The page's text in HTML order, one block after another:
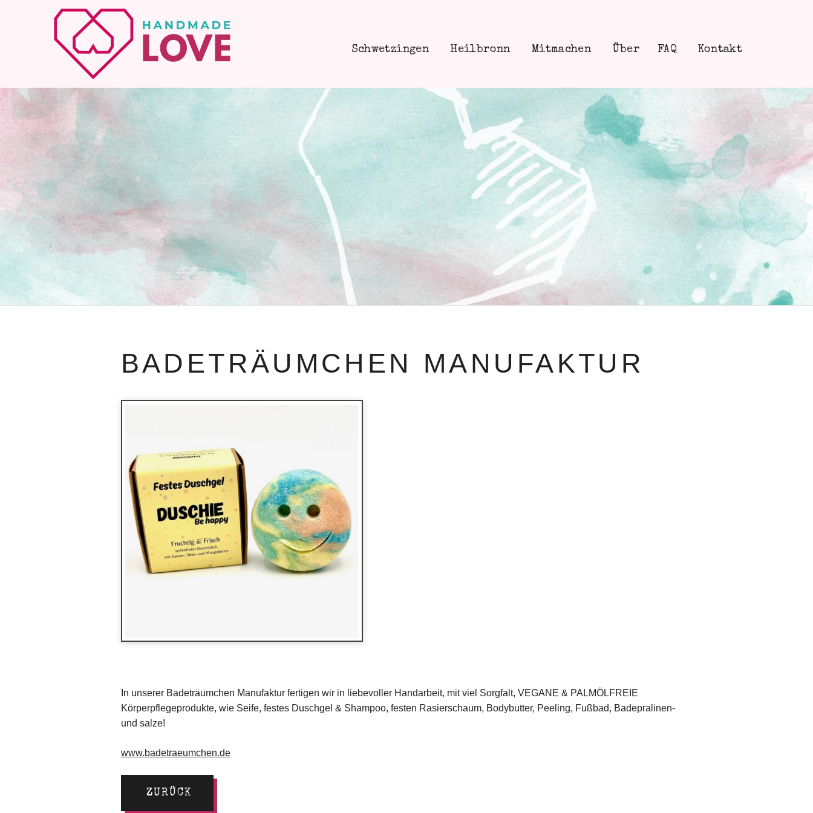
Schwetzingen Heilbronn Mitmachen Über FAQ Kontakt
BADETRÄUMCHEN MANUFAKTUR
In unserer Badeträumchen Manufaktur fertigen wir in liebevoller Handarbeit, mit viel Sorgfalt, VEGANE & PALMÖLFREIE
Körperpflegeprodukte, wie Seife, festes Duschgel & Shampoo, festen Rasierschaum, Bodybutter, Peeling, Fußbad, Badepralinen-
und salze!
www.badetraeumchen.de
ZURÜCK